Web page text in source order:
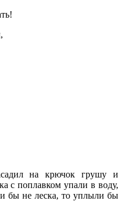
на крючок грушу и
с поплавком упали в воду,
бы не леска, то уплыли бы